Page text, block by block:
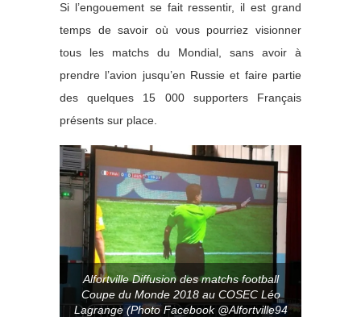
Si l’engouement se fait ressentir, il est grand
temps de savoir où vous pourriez visionner
tous les matchs du Mondial, sans avoir à
prendre l’avion jusqu’en Russie et faire partie
des quelques 15 000 supporters Français
présents sur place.
Alfortville Diffusion des matchs football
Coupe du Monde 2018 au COSEC Léo
Lagrange (Photo Facebook @Alfortville94